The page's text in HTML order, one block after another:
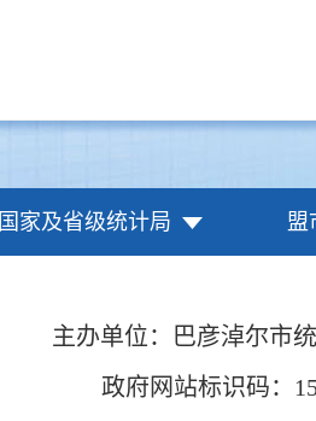
国家及省级统计局 盟
主办单位：巴彦淖尔市
政府网站标识码：